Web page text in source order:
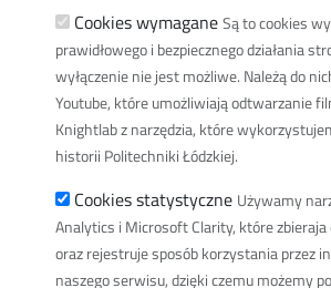
Cookies wymagane Są to cookies
prawidłowego i bezpiecznego działania
wyłączenie nie jest możliwe. Należą do
Youtube, które umożliwiają odtwarzanie
Knightlab z narzędzia, które
historii Politechniki Łódzkiej.
Cookies statystyczne Używamy
Analytics i Microsoft Clarity, które
oraz rejestruje sposób korzystania przez
naszego serwisu, dzięki czemu możemy
Biblioteka PŁ
Dyscypliny naukowe w PŁ
Inicjatywa Doskonałości Uczelnia
BIP
Klauzula RODO
Polityka prywatności
Deklaracja dostępności cyfrowej
Informacja o PŁ w Polskim Języku